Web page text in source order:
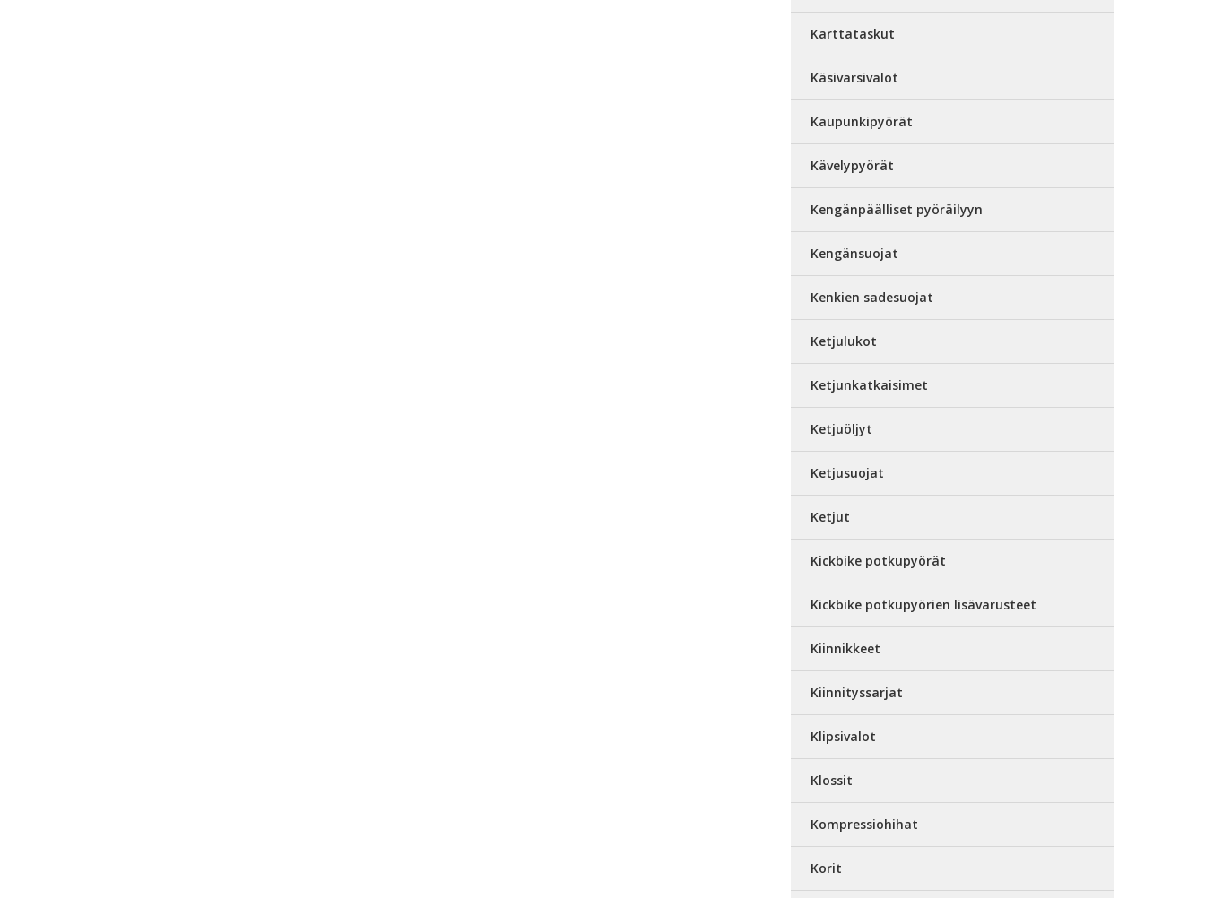
Karttataskut
Käsivarsivalot
Kaupunkipyörät
Kävelypyörät
Kengänpäälliset pyöräilyyn
Kengänsuojat
Kenkien sadesuojat
Ketjulukot
Ketjunkatkaisimet
Ketjuöljyt
Ketjusuojat
Ketjut
Kickbike potkupyörät
Kickbike potkupyörien lisävarusteet
Kiinnikkeet
Kiinnityssarjat
Klipsivalot
Klossit
Kompressiohihat
Korit